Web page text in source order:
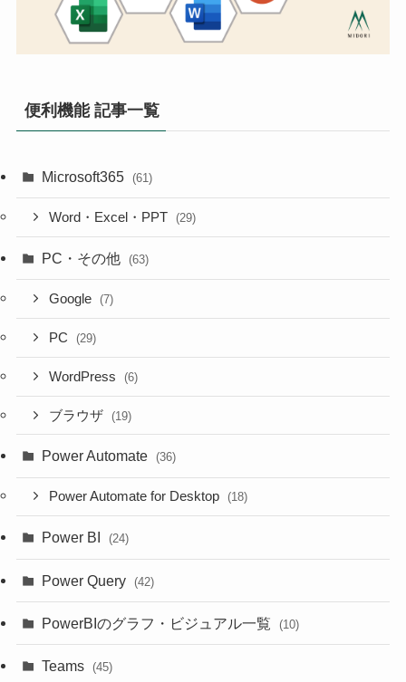
便利機能 記事一覧
Microsoft365 (61)
Word・Excel・PPT (29)
PC・その他 (63)
Google (7)
PC (29)
WordPress (6)
ブラウザ (19)
Power Automate (36)
Power Automate for Desktop (18)
Power BI (24)
Power Query (42)
PowerBIのグラフ・ビジュアル一覧 (10)
Teams (45)